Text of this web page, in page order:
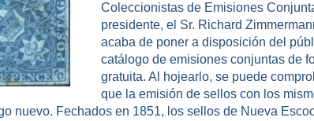
Coleccionistas de Emisiones
presidente, el Sr. Richard
acaba de poner a disposición del
catálogo de emisiones conjuntas de
gratuita. Al hojearlo, se puede
que la emisión de sellos con los
nuevo. Fechados en 1851, los sellos de Nueva